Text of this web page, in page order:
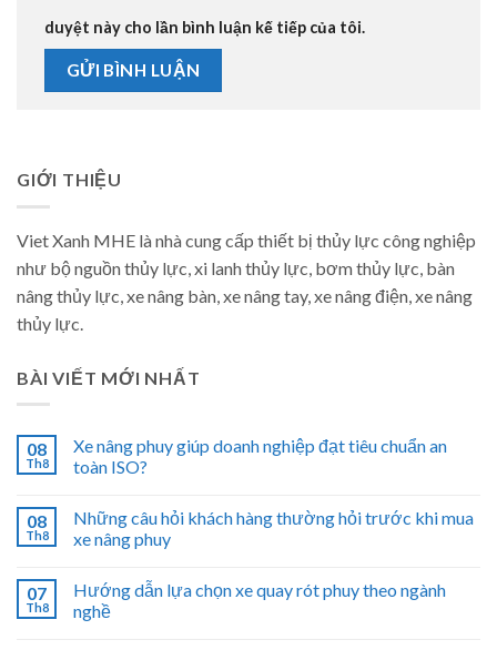
duyệt này cho lần bình luận kế tiếp của tôi.
GIỚI THIỆU
Viet Xanh MHE là nhà cung cấp thiết bị thủy lực công nghiệp
như bộ nguồn thủy lực, xi lanh thủy lực, bơm thủy lực, bàn
nâng thủy lực, xe nâng bàn, xe nâng tay, xe nâng điện, xe nâng
thủy lực.
BÀI VIẾT MỚI NHẤT
08
Th8
Xe nâng phuy giúp doanh nghiệp đạt tiêu chuẩn an
toàn ISO?
08
Th8
Những câu hỏi khách hàng thường hỏi trước khi mua
xe nâng phuy
07
Th8
Hướng dẫn lựa chọn xe quay rót phuy theo ngành
nghề